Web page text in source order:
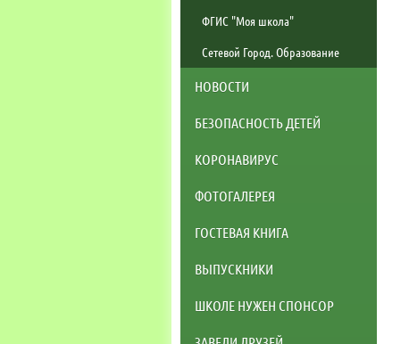
ФГИС "Моя школа"
Сетевой Город. Образование
НОВОСТИ
БЕЗОПАСНОСТЬ ДЕТЕЙ
КОРОНАВИРУС
ФОТОГАЛЕРЕЯ
ГОСТЕВАЯ КНИГА
ВЫПУСКНИКИ
ШКОЛЕ НУЖЕН СПОНСОР